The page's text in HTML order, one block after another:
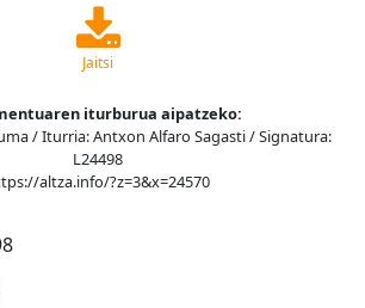
Jaitsi
iturburua aipatzeko:
/ Iturria: Antxon Alfaro Sagasti / Signatura:
L24498
altza.info/?z=3&x=24570